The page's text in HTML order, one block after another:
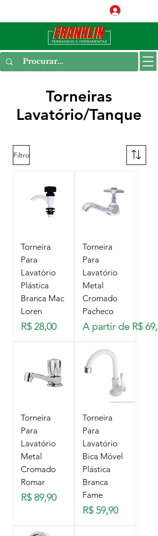
Torneiras
Lavatório/Tanque
Filtro
Torneira
Para
Lavatório
Plástica
Branca Mac
Loren
Preço
R$ 28,00
Torneira
Para
Lavatório
Metal
Cromado
Pacheco
A partir de R$
Preço
Torneira
Para
Lavatório
Metal
Cromado
Romar
Preço
R$ 89,90
Torneira
Para
Lavatório
Bica Móvel
Plástica
Branca
Fame
Preço
R$ 59,90